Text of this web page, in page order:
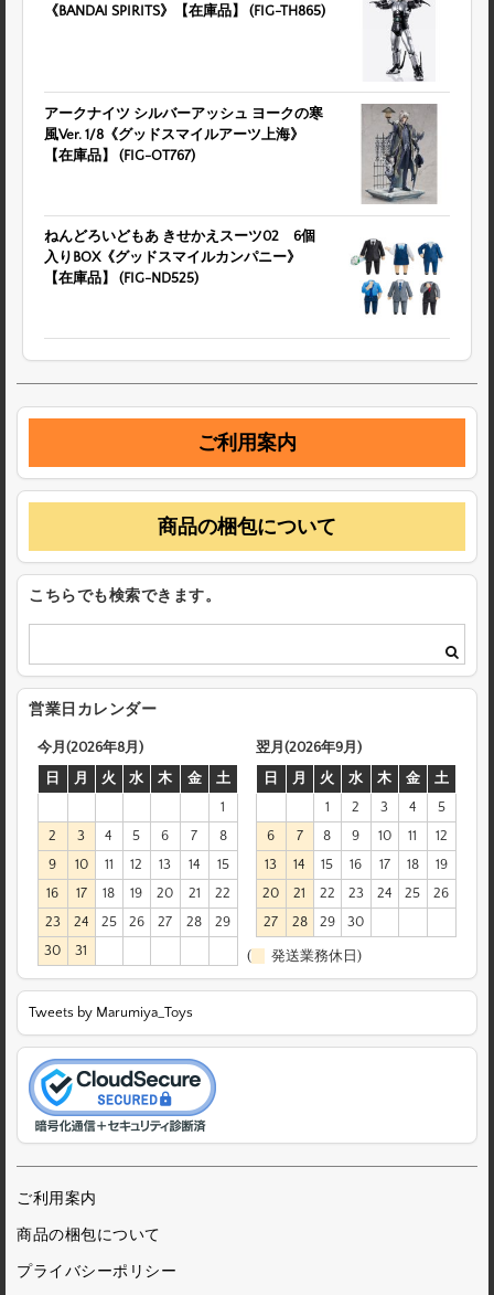
《BANDAI SPIRITS》【在庫品】 (FIG-TH865)
アークナイツ シルバーアッシュ ヨークの寒
風Ver. 1/8《グッドスマイルアーツ上海》
【在庫品】 (FIG-OT767)
ねんどろいどもあ きせかえスーツ02 6個
入りBOX《グッドスマイルカンパニー》
【在庫品】 (FIG-ND525)
ご利用案内
商品の梱包について
こちらでも検索できます。
営業日カレンダー
今月(2026年8月)
日
月 火 水 木 金
土
1
2
3 4 5 6 7
8
9
10 11 12 13 14
15
16
17 18 19 20 21
22
23
24 25 26 27 28
29
30
31
翌月(2026年9月)
日
月 火 水 木 金
土
1
2 3 4
5
6
7 8 9 10 11
12
13
14 15 16 17 18
19
20
21 22 23 24 25
26
27
28 29 30
( 発送業務休日)
Tweets by Marumiya_Toys
ご利用案内
商品の梱包について
プライバシーポリシー